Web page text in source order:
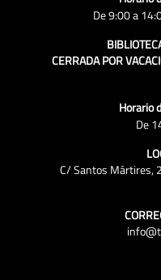
De 9:00 a
CERRADA POR
Horario
De
C/ Santos Mártires,